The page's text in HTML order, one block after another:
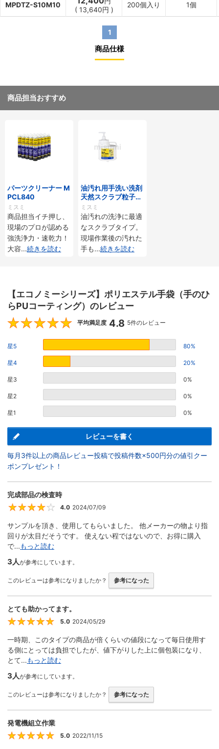
MPDTZ-S10M10
( 13,640円 )
200個入り 1個
1
商品仕様
商品担当おすすめ
パーツクリーナー M
PCL840
ミスミ
商品担当イチ押し、
現場のプロが認める
強洗浄力・速乾力！
大容...続きを読む
油汚れ用手洗い洗剤
天然スクラブ粒子入
（アロエエキス配
合）
ミスミ
油汚れの洗浄に最適
なスクラブタイプ。
現場作業後の汚れた
手も...続きを読む
【エコノミーシリーズ】ポリエステル手袋（手のひ
らPUコーティング）のレビュー
4.8
平均満足度 4.8 5件のレビュー
星5 80%
星4 20%
星3 0%
星2 0%
星1 0%
レビューを書く
毎月3件以上の商品レビュー投稿で投稿件数×500円分の値引クー
ポンプレゼント！
完成部品の検査時
4
4.0 2024/07/09
サンプルを頂き、使用してもらいました。 他メーカーの物より指
回りが太目だそうです。 使えない程ではないので、お得に購入
で...もっと読む
3人が参考にしています。
このレビューは参考になりましたか？ 参考になった
とても助かってます。
5
5.0 2024/05/29
一時期、このタイプの商品が倍くらいの値段になって毎日使用す
る側にとっては負担でしたが、値下がりした上に個包装になり、
とて...もっと読む
3人が参考にしています。
このレビューは参考になりましたか？ 参考になった
発電機組立作業
5.0 2022/11/15